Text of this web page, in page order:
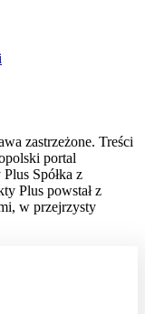
zastrzeżone. Treści
portal
Spółka z
Plus powstał z
w przejrzysty